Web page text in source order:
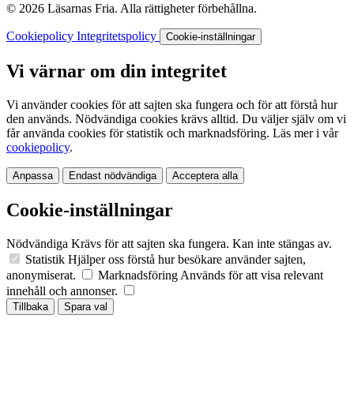
© 2026 Läsarnas Fria. Alla rättigheter förbehållna.
Cookiepolicy Integritetspolicy Cookie-inställningar
Vi värnar om din integritet
Vi använder cookies för att sajten ska fungera och för att förstå hur
den används. Nödvändiga cookies krävs alltid. Du väljer själv om vi
får använda cookies för statistik och marknadsföring. Läs mer i vår
cookiepolicy.
Anpassa Endast nödvändiga Acceptera alla
Cookie-inställningar
Nödvändiga Krävs för att sajten ska fungera. Kan inte stängas av.
Statistik Hjälper oss förstå hur besökare använder sajten,
anonymiserat.
Marknadsföring Används för att visa relevant
innehåll och annonser.
Tillbaka Spara val